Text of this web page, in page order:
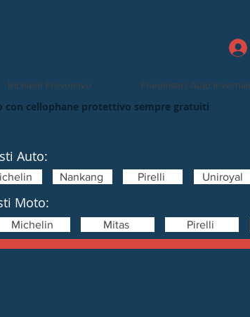
Richiedi Preventivo Pneumatici Auto Invernali
con cellophane protettivo sempre gratuiti
Auto:
Nankang Pirelli Uniroyal
Moto:
Michelin Mitas Pirelli